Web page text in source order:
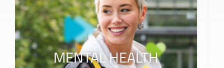
MENTAL HEALTH